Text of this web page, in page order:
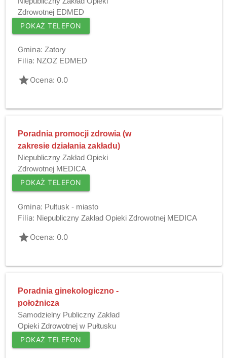
Zdrowotnej EDMED
POKAŻ TELEFON
Gmina: Zatory
Filia: NZOZ EDMED
gradeOcena: 0.0
Poradnia promocji zdrowia (w
zakresie działania zakładu)
Niepubliczny Zakład Opieki
Zdrowotnej MEDICA
POKAŻ TELEFON
Gmina: Pułtusk - miasto
Filia: Niepubliczny Zakład Opieki Zdrowotnej MEDICA
gradeOcena: 0.0
Poradnia ginekologiczno -
położnicza
Samodzielny Publiczny Zakład
Opieki Zdrowotnej w Pułtusku
POKAŻ TELEFON